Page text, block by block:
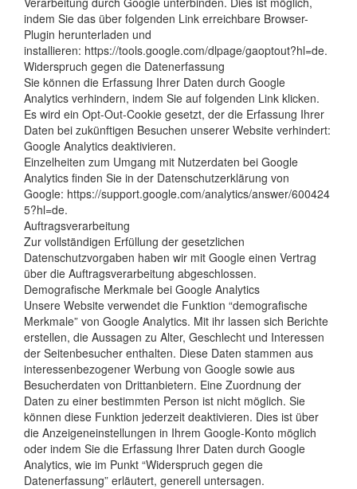
indem Sie das über folgenden Link erreichbare Browser-
Plugin herunterladen und
installieren: https://tools.google.com/dlpage/gaoptout?hl=de.
Widerspruch gegen die Datenerfassung
Sie können die Erfassung Ihrer Daten durch Google
Analytics verhindern, indem Sie auf folgenden Link klicken.
Es wird ein Opt-Out-Cookie gesetzt, der die Erfassung Ihrer
Daten bei zukünftigen Besuchen unserer Website verhindert:
Google Analytics deaktivieren.
Einzelheiten zum Umgang mit Nutzerdaten bei Google
Analytics finden Sie in der Datenschutzerklärung von
Google: https://support.google.com/analytics/answer/600424
5?hl=de.
Auftragsverarbeitung
Zur vollständigen Erfüllung der gesetzlichen
Datenschutzvorgaben haben wir mit Google einen Vertrag
über die Auftragsverarbeitung abgeschlossen.
Demografische Merkmale bei Google Analytics
Unsere Website verwendet die Funktion “demografische
Merkmale” von Google Analytics. Mit ihr lassen sich Berichte
erstellen, die Aussagen zu Alter, Geschlecht und Interessen
der Seitenbesucher enthalten. Diese Daten stammen aus
interessenbezogener Werbung von Google sowie aus
Besucherdaten von Drittanbietern. Eine Zuordnung der
Daten zu einer bestimmten Person ist nicht möglich. Sie
können diese Funktion jederzeit deaktivieren. Dies ist über
die Anzeigeneinstellungen in Ihrem Google-Konto möglich
oder indem Sie die Erfassung Ihrer Daten durch Google
Analytics, wie im Punkt “Widerspruch gegen die
Datenerfassung” erläutert, generell untersagen.